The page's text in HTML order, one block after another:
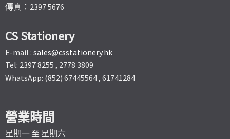
傳真：2397 5676
CS Stationery
E-mail : sales@csstationery.hk
Tel: 2397 8255 , 2778 3809
WhatsApp: (852) 67445564 , 61741284
營業時間
星期一 至 星期六